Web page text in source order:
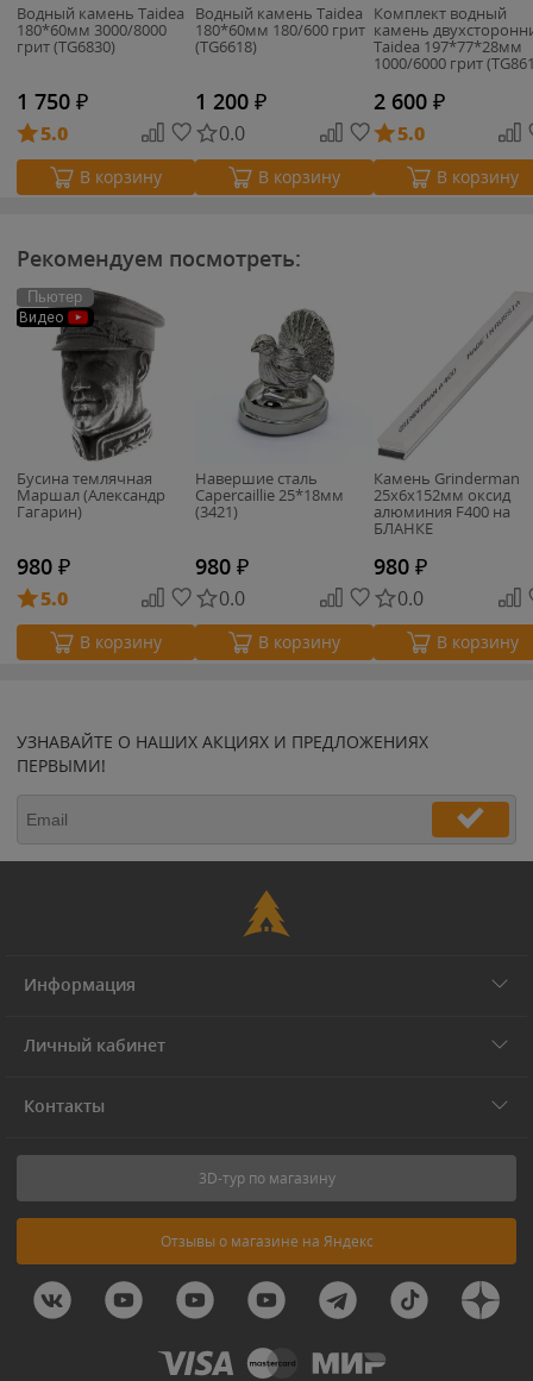
Водный камень Taidea
180*60мм 3000/8000
грит (TG6830)
1 750 ₽
5.0
В корзину
Водный камень Taidea
180*60мм 180/600 грит
(TG6618)
1 200 ₽
0.0
В корзину
Комплект водный
камень
Taidea 197*77*28мм
1000/6000 грит
2 600 ₽
5.0
В корзину
Рекомендуем посмотреть:
Пьютер
Видео
Бусина темлячная
Маршал (Александр
Гагарин)
980 ₽
5.0
В корзину
Навершие сталь
Capercaillie 25*18мм
(3421)
980 ₽
0.0
В корзину
Камень Grinderman
25х6х152мм оксид
алюминия F400 на
БЛАНКЕ
980 ₽
0.0
В корзину
УЗНАВАЙТЕ О НАШИХ АКЦИЯХ И ПРЕДЛОЖЕНИЯХ
ПЕРВЫМИ!
Информация
Личный кабинет
Контакты
3D-тур по магазину
Отзывы о магазине на Яндекс